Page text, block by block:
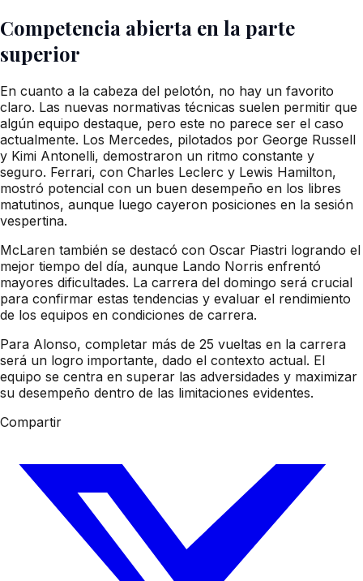
Competencia abierta en la parte
superior
En cuanto a la cabeza del pelotón, no hay un favorito
claro. Las nuevas normativas técnicas suelen permitir que
algún equipo destaque, pero este no parece ser el caso
actualmente. Los Mercedes, pilotados por George Russell
y Kimi Antonelli, demostraron un ritmo constante y
seguro. Ferrari, con Charles Leclerc y Lewis Hamilton,
mostró potencial con un buen desempeño en los libres
matutinos, aunque luego cayeron posiciones en la sesión
vespertina.
McLaren también se destacó con Oscar Piastri logrando el
mejor tiempo del día, aunque Lando Norris enfrentó
mayores dificultades. La carrera del domingo será crucial
para confirmar estas tendencias y evaluar el rendimiento
de los equipos en condiciones de carrera.
Para Alonso, completar más de 25 vueltas en la carrera
será un logro importante, dado el contexto actual. El
equipo se centra en superar las adversidades y maximizar
su desempeño dentro de las limitaciones evidentes.
Compartir